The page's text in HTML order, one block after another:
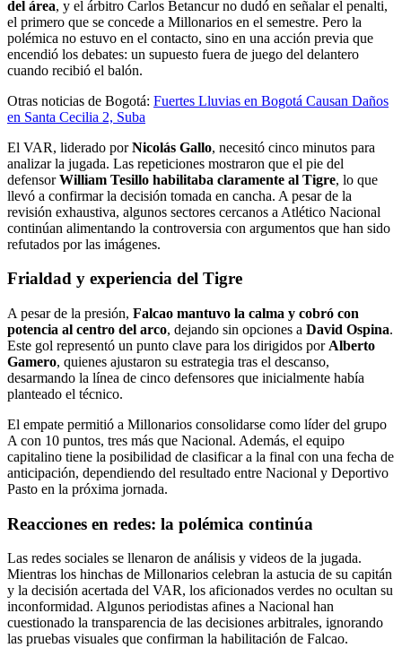
del área, y el árbitro Carlos Betancur no dudó en señalar el penalti,
el primero que se concede a Millonarios en el semestre. Pero la
polémica no estuvo en el contacto, sino en una acción previa que
encendió los debates: un supuesto fuera de juego del delantero
cuando recibió el balón.
Otras noticias de Bogotá: Fuertes Lluvias en Bogotá Causan Daños
en Santa Cecilia 2, Suba
El VAR, liderado porNicolás Gallo, necesitó cinco minutos para
analizar la jugada. Las repeticiones mostraron que el pie del
defensorWilliam Tesillo habilitaba claramente al Tigre, lo que
llevó a confirmar la decisión tomada en cancha. A pesar de la
revisión exhaustiva, algunos sectores cercanos a Atlético Nacional
continúan alimentando la controversia con argumentos que han sido
refutados por las imágenes.
Frialdad y experiencia del Tigre
A pesar de la presión, Falcao mantuvo la calma y cobró con
potencia al centro del arco, dejando sin opciones a David Ospina.
Este gol representó un punto clave para los dirigidos por Alberto
Gamero, quienes ajustaron su estrategia tras el descanso,
desarmando la línea de cinco defensores que inicialmente había
planteado el técnico.
El empate permitió a Millonarios consolidarse como líder del grupo
A con 10 puntos, tres más que Nacional. Además, el equipo
capitalino tiene la posibilidad de clasificar a la final con una fecha de
anticipación, dependiendo del resultado entre Nacional y Deportivo
Pasto en la próxima jornada.
Reacciones en redes: la polémica continúa
Las redes sociales se llenaron de análisis y videos de la jugada.
Mientras los hinchas de Millonarios celebran la astucia de su capitán
y la decisión acertada del VAR, los aficionados verdes no ocultan su
inconformidad. Algunos periodistas afines a Nacional han
cuestionado la transparencia de las decisiones arbitrales, ignorando
las pruebas visuales que confirman la habilitación de Falcao.